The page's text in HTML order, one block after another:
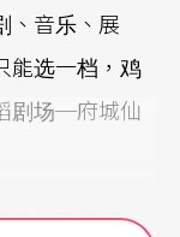
、音乐、展
能选一档，鸡
剧场─府城仙
的故事发展，